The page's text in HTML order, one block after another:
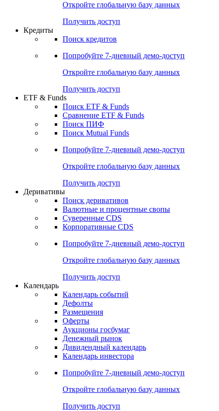
Российские IPO/SPO
Попробуйте7-дневный
Откройте глобальную базу данных
Получить доступ
Поиск кредитов
Попробуйте7-дневный
Откройте глобальную базу данных
Получить доступ
ETF & Funds
Сравнение ETF & Funds
Поиск Mutual Funds
Попробуйте7-дневный
Откройте глобальную базу данных
Получить доступ
Деривативы
Валютные и процентные свопы
Корпоративные CDS
Попробуйте7-дневный
Откройте глобальную базу данных
Получить доступ
Календарь
Календарь событий
Дефолты
Размещения
Оферты
Денежный рынок
Календарь инвестора
Попробуйте7-дневный